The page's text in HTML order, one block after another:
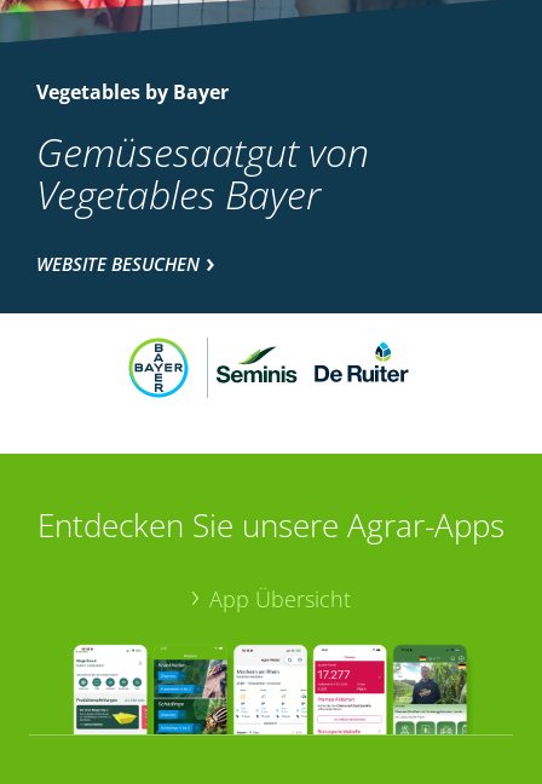
Vegetables by Bayer
Gemüsesaatgut von
Vegetables Bayer
WEBSITE BESUCHEN
Entdecken Sie unsere Agrar-Apps
App Übersicht